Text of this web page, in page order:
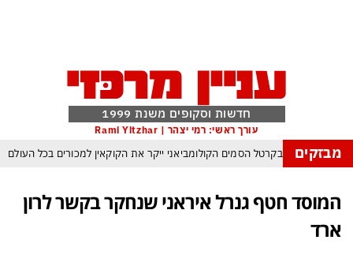
חדשות וסקופים משנת 1999
עורך ראשי: רמי יצהר | Rami Yitzhar
מבזקים
מלחמת טראמפ בקרטל הסמים הקולומביאני ייקר את הקוקאין למכורים בכל העולם
בן סלמן ופקיסטן נחתמה בקריאה לעולם המוסלמי כולו להתאחד נגד ישראל
נכנס לעידן המסוכן ביותר זה עשרות שנים – ובריטניה עלולה לשלם מחיר כבד
המוסד חטף גנרל איראני שנחקר בקשר לרון
ארד